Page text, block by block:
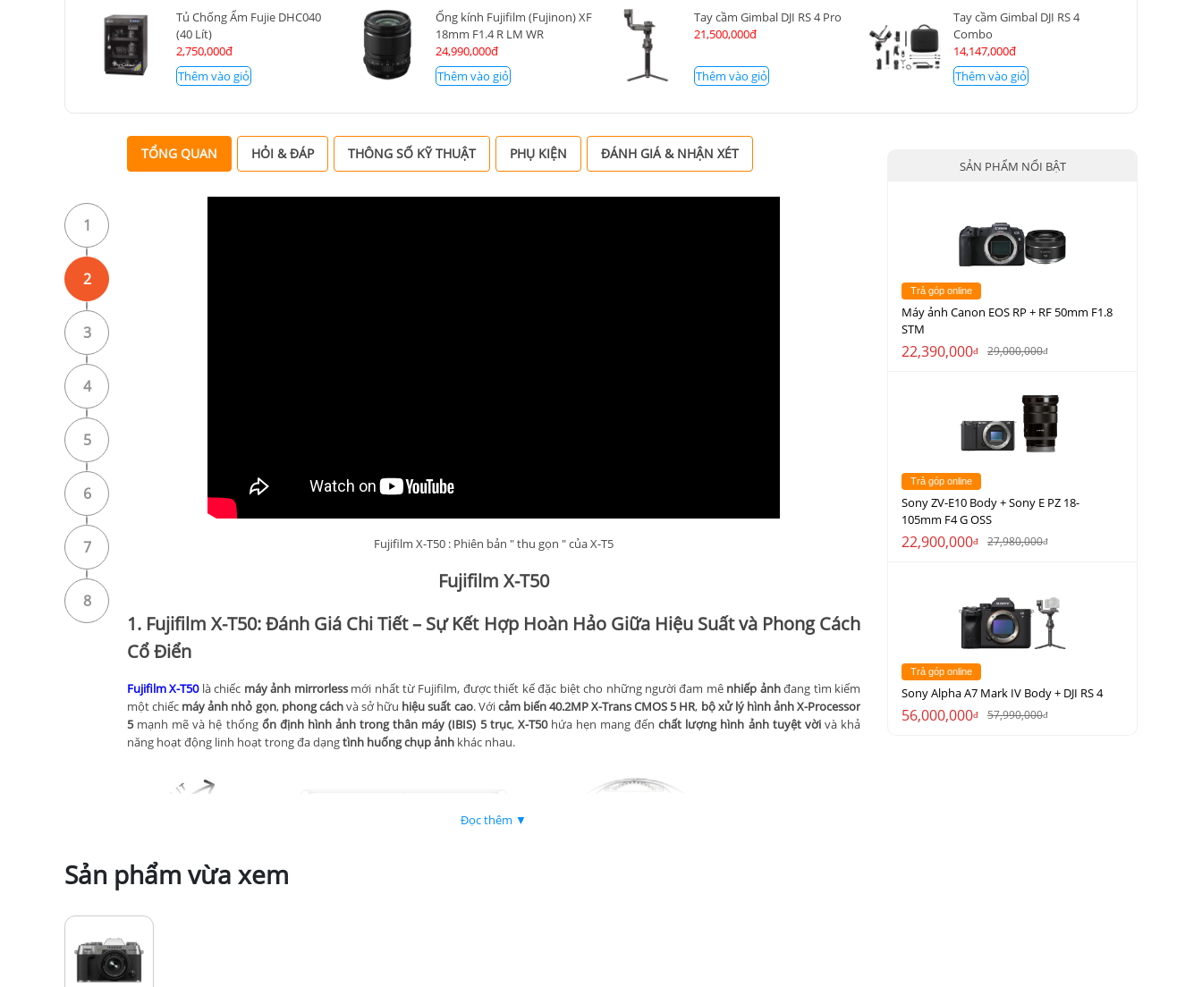
Tủ Chống Ẩm Fujie DHC040
(40 Lít)
2,750,000đ
Thêm vào giỏ
Ống kính Fujifilm (Fujinon) XF
18mm F1.4 R LM WR
24,990,000đ
Thêm vào giỏ
Tay cầm Gimbal DJI RS 4 Pro
21,500,000đ
Thêm vào giỏ
Tay cầm Gimbal DJI RS 4
Combo
14,147,000đ
Thêm vào giỏ
1
2
3
4
5
6
7
8
TỔNG QUAN HỎI & ĐÁP THÔNG SỐ KỸ THUẬT PHỤ KIỆN ĐÁNH GIÁ & NHẬN XÉT
Fujifilm X-T50 : Phiên bản " thu gọn " của X-T5
Fujifilm X-T50
1. Fujifilm X-T50: Đánh Giá Chi Tiết – Sự Kết Hợp Hoàn Hảo Giữa Hiệu Suất và Phong Cách
Cổ Điển
Fujifilm X-T50là chiếc máy ảnh mirrorlessmới nhất từ Fujifilm, được thiết kế đặc biệt cho những người đam mê nhiếp ảnhđang tìm kiếm
một chiếc máy ảnh nhỏ gọn, phong cáchvà sở hữu hiệu suất cao. Vớicảm biến 40.2MP X-Trans CMOS 5 HR, bộ xử lý hình ảnh X-Processor
5mạnh mẽ và hệ thống ổn định hình ảnh trong thân máy (IBIS) 5 trục, X-T50hứa hẹn mang đếnchất lượng hình ảnh tuyệt vờivà khả
năng hoạt động linh hoạt trong đa dạngtình huống chụp ảnh khác nhau.
Đọc thêm ▼
SẢN PHẨM NỔI BẬT
Trả góp online
Máy ảnh Canon EOS RP + RF 50mm F1.8
STM
22,390,000đ 29,000,000đ
Trả góp online
Sony ZV-E10 Body + Sony E PZ 18-
105mm F4 G OSS
22,900,000đ 27,980,000đ
Trả góp online
Sony Alpha A7 Mark IV Body + DJI RS 4
56,000,000đ 57,990,000đ
Sản phẩm vừa xem